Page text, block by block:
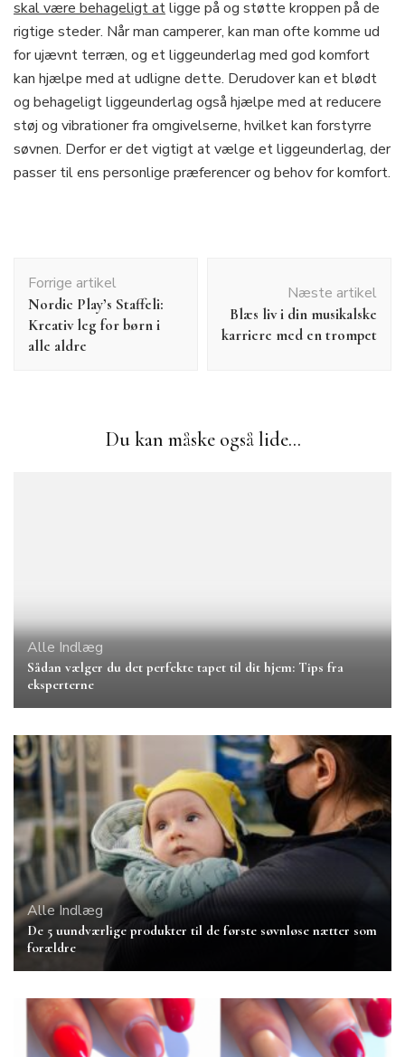
skal være behageligt atligge på og støtte kroppen på de
rigtige steder. Når man camperer, kan man ofte komme ud
for ujævnt terræn, og et liggeunderlag med god komfort
kan hjælpe med at udligne dette. Derudover kan et blødt
og behageligt liggeunderlag også hjælpe med at reducere
støj og vibrationer fra omgivelserne, hvilket kan forstyrre
søvnen. Derfor er det vigtigt at vælge et liggeunderlag, der
passer til ens personlige præferencer og behov for komfort.
Forrige artikel
Nordic Play’s Staffeli:
Kreativ leg for børn i
alle aldre
Næste artikel
Blæs liv i din musikalske
karriere med en trompet
Du kan måske også lide...
Alle Indlæg
Sådan vælger du det perfekte tapet til dit hjem: Tips fra
eksperterne
Alle Indlæg
De 5 uundværlige produkter til de første søvnløse nætter som
forældre